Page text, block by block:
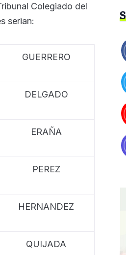
Colegiado del
serian:
GUERRERO
DELGADO
ERAÑA
PEREZ
HERNANDEZ
QUIJADA